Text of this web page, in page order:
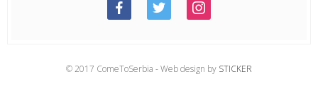
© 2017 ComeToSerbia - Web design by STICKER